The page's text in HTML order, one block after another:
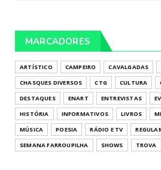
MARCADORES
ARTÍSTICO CAMPEIRO CAVALGADAS
CHASQUES DIVERSOS
CTG CULTURA
DESTAQUES
ENART ENTREVISTAS
HISTÓRIA
INFORMATIVOS LIVROS
MÚSICA
POESIA RÁDIO E TV
SEMANA FARROUPILHA
SHOWS TROVA